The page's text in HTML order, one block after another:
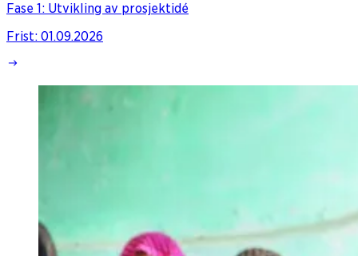
Fase 1: Utvikling av prosjektidé
Frist: 01.09.2026